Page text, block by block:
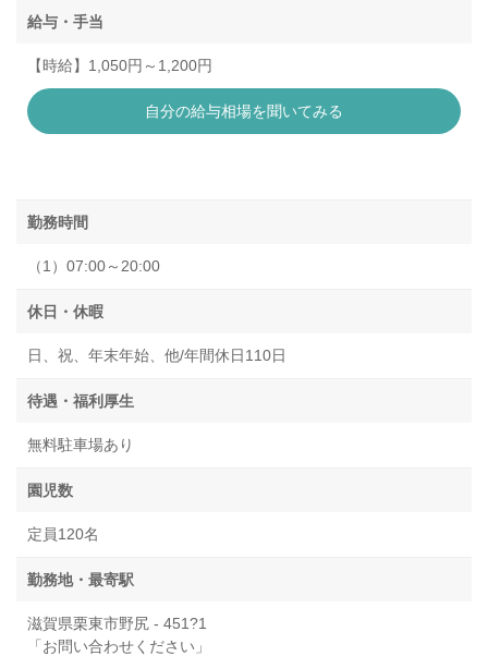
給与・手当
【時給】1,050円～1,200円
自分の給与相場を聞いてみる
勤務時間
（1）07:00～20:00
休日・休暇
日、祝、年末年始、他/年間休日110日
待遇・福利厚生
無料駐車場あり
園児数
定員120名
勤務地・最寄駅
滋賀県栗東市野尻 - 451?1
「お問い合わせください」